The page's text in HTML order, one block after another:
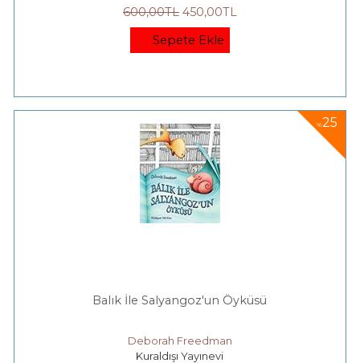
600,00TL 450,00TL
Sepete Ekle
%25
Balık İle Salyangoz'un Öyküsü
Deborah Freedman
Kuraldışı Yayınevi